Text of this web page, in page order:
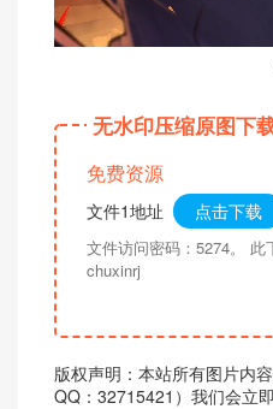
无水印压缩原图下
免费资源
文件1地址 点击下载
文件访问密码：5274。
chuxinrj
版权声明：本站所有图片内
QQ：32715421）我们会立即